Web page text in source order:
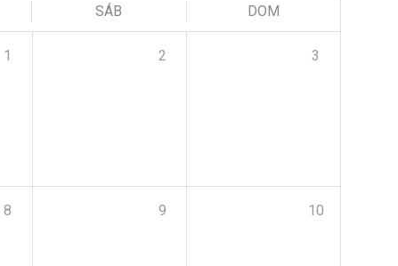
SÁB DOM
1 2 3
8 9 10